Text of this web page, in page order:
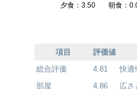
朝食：
夕食：3.50
項目 評価値
総合評価
4.81
快適
部屋
4.86
広さ